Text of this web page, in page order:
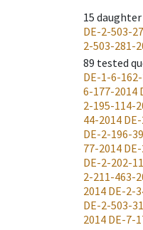
15
DE-2-503-
2-503-281-
89 tested
DE-1-6-
6-177-2014
2-195-114-
44-2014
DE-2-196-
77-2014
DE-2-202-
2-211-463-
2014 DE-2-
DE-2-503-
2014 DE-7-